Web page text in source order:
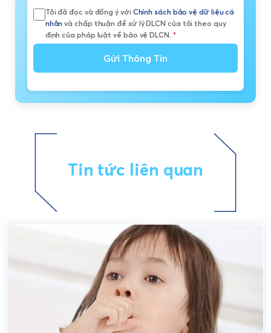
Tôi đã đọc và đồng ý với Chính sách bảo vệ dữ liệu cá
nhân và chấp thuận để xử lý DLCN của tôi theo quy
định của pháp luật về bảo vệ DLCN. *
Gửi Thông Tin
Tin tức liên quan